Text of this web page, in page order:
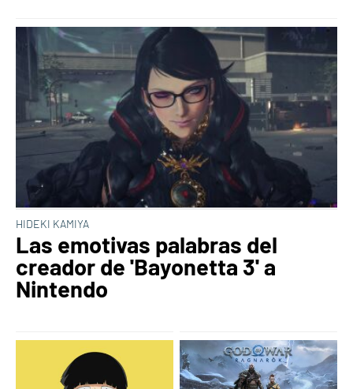
HIDEKI KAMIYA
Las emotivas palabras del
creador de 'Bayonetta 3' a
Nintendo